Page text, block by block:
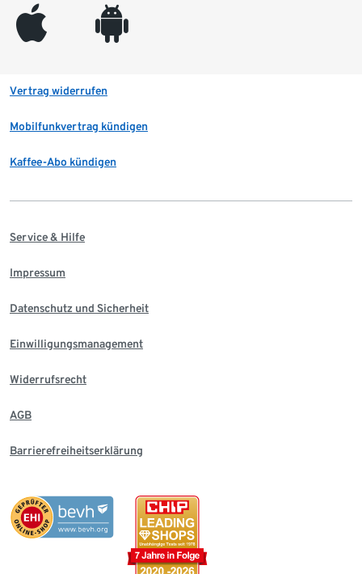
appleinc android
Vertrag widerrufen
Mobilfunkvertrag kündigen
Kaffee-Abo kündigen
Service & Hilfe
Impressum
Datenschutz und Sicherheit
Einwilligungsmanagement
Widerrufsrecht
AGB
Barrierefreiheitserklärung